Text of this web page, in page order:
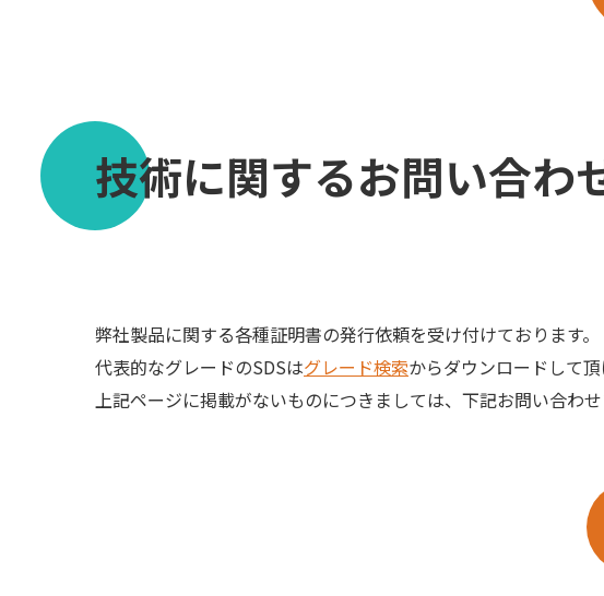
技術に関するお問い合わ
弊社製品に関する各種証明書の発行依頼を受け付けております。
代表的なグレードのSDSはグレード検索からダウンロードして頂
上記ページに掲載がないものにつきましては、下記お問い合わせ